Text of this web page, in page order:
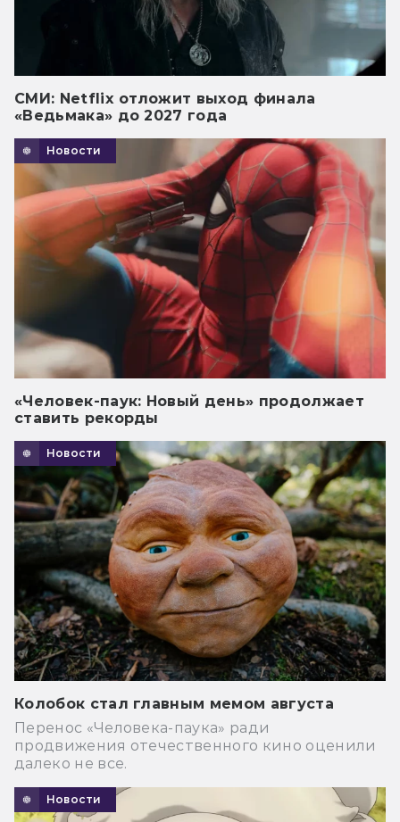
СМИ: Netflix отложит выход финала
«Ведьмака» до 2027 года
Новости
«Человек-паук: Новый день» продолжает
ставить рекорды
Новости
Колобок стал главным мемом августа
Перенос «Человека-паука» ради
продвижения отечественного кино оценили
далеко не все.
Новости